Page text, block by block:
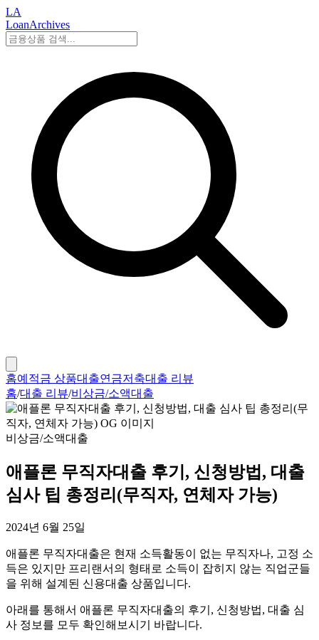
LA
LoanArchives
홈예적금 상품대출연금저축대출 리뷰
홈/대출 리뷰/비상금/소액대출
비상금/소액대출
애플론 무직자대출 후기, 신청방법, 대출
심사 팁 총정리(무직자, 연체자 가능)
2024년 6월 25일
애플론 무직자대출은 현재 소득활동이 없는 무직자나, 고정 소
득은 있지만 프리랜서의 형태로 소득이 잡히지 않는 직업군들
을 위해 설계된 신용대출 상품입니다.
아래를 통해서 애플론 무직자대출의 후기, 신청방법, 대출 심
사 정보를 모두 확인해보시기 바랍니다.